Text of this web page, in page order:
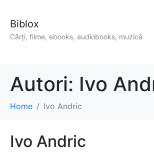
Biblox
Cărți, filme, ebooks, audiobooks, muzică
Autori: Ivo
Home Ivo Andric
Ivo Andric